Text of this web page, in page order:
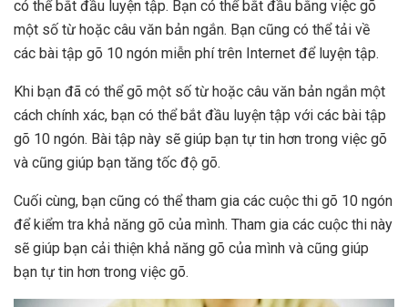
có thể bắt đầu luyện tập. Bạn có thể bắt đầu bằng việc gõ
một số từ hoặc câu văn bản ngắn. Bạn cũng có thể tải về
các bài tập gõ 10 ngón miễn phí trên Internet để luyện tập.
Khi bạn đã có thể gõ một số từ hoặc câu văn bản ngắn một
cách chính xác, bạn có thể bắt đầu luyện tập với các bài tập
gõ 10 ngón. Bài tập này sẽ giúp bạn tự tin hơn trong việc gõ
và cũng giúp bạn tăng tốc độ gõ.
Cuối cùng, bạn cũng có thể tham gia các cuộc thi gõ 10 ngón
để kiểm tra khả năng gõ của mình. Tham gia các cuộc thi này
sẽ giúp bạn cải thiện khả năng gõ của mình và cũng giúp
bạn tự tin hơn trong việc gõ.